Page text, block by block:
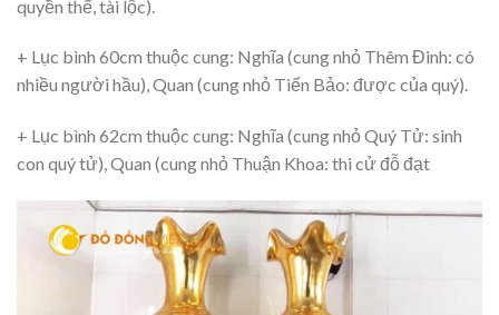
quyền thế, tài lộc).
+ Lục bình 60cm thuộc cung: Nghĩa (cung nhỏ Thêm Đinh: có
nhiều người hầu), Quan (cung nhỏ Tiến Bảo: được của quý).
+ Lục bình 62cm thuộc cung: Nghĩa (cung nhỏ Quý Tử: sinh
con quý tử), Quan (cung nhỏ Thuận Khoa: thi cử đỗ đạt